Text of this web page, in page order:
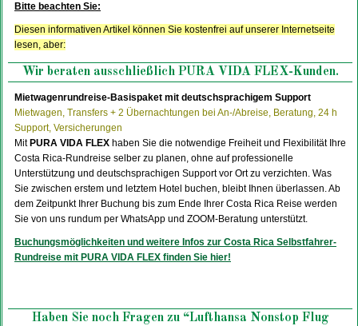
Bitte beachten Sie:
Diesen informativen Artikel können Sie kostenfrei auf unserer Internetseite
lesen, aber:
Wir beraten ausschließlich PURA VIDA FLEX-Kunden.
Mietwagenrundreise-Basispaket mit deutschsprachigem Support
Mietwagen, Transfers + 2 Übernachtungen bei An-/Abreise, Beratung, 24 h
Support, Versicherungen
Mit PURA VIDA FLEX haben Sie die notwendige Freiheit und Flexibilität Ihre
Costa Rica-Rundreise selber zu planen, ohne auf professionelle
Unterstützung und deutschsprachigen Support vor Ort zu verzichten. Was
Sie zwischen erstem und letztem Hotel buchen, bleibt Ihnen überlassen. Ab
dem Zeitpunkt Ihrer Buchung bis zum Ende Ihrer Costa Rica Reise werden
Sie von uns rundum per WhatsApp und ZOOM-Beratung unterstützt.
Buchungsmöglichkeiten und weitere Infos zur Costa Rica Selbstfahrer-
Rundreise mit PURA VIDA FLEX finden Sie hier!
Haben Sie noch Fragen zu “Lufthansa Nonstop Flug